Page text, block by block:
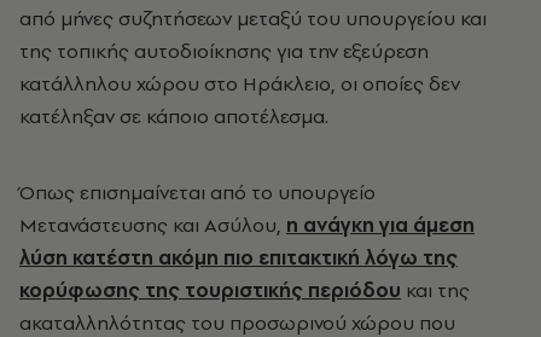
από μήνες συζητήσεων μεταξύ του υπουργείου και
της τοπικής αυτοδιοίκησης για την εξεύρεση
κατάλληλου χώρου στο Ηράκλειο, οι οποίες δεν
κατέληξαν σε κάποιο αποτέλεσμα.
Όπως επισημαίνεται από το υπουργείο
Μετανάστευσης και Ασύλου, η ανάγκη για άμεση
λύση κατέστη ακόμη πιο επιτακτική λόγω της
κορύφωσης της τουριστικής περιόδου και της
ακαταλληλότητας του προσωρινού χώρου που